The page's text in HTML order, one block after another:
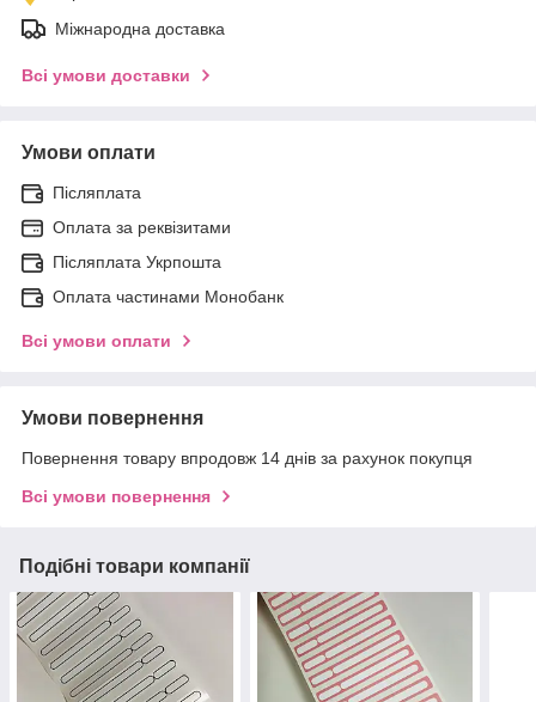
Міжнародна доставка
Всі умови доставки
Умови оплати
Післяплата
Оплата за реквізитами
Післяплата Укрпошта
Оплата частинами Монобанк
Всі умови оплати
Умови повернення
Повернення товару впродовж 14 днів за рахунок покупця
Всі умови повернення
Подібні товари компанії